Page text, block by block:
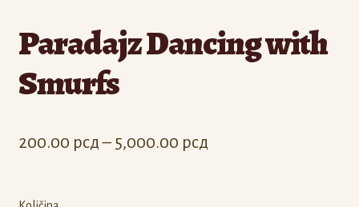
Paradajz Dancing with
Smurfs
200.00 рсд – 5,000.00 рсдRaspon